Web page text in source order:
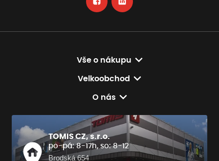
Vše o nákupu
Velkoobchod
O nás
TOMIS CZ, s.r.o.
po-pá: 8-17h, so: 8-12
Brodská 654